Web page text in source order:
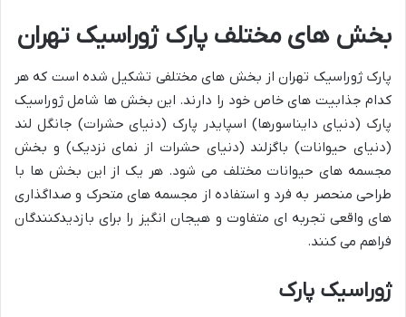
بخش های مختلف پارک ژوراسیک تهران
پارک ژوراسیک تهران از بخش های مختلفی تشکیل شده است که هر
کدام جذابیت های خاص خود را دارند. این بخش ها شامل ژوراسیک
پارک (دنیای دایناسورها) اسپایدر پارک (دنیای حشرات) جانگل لند
(دنیای حیوانات) باگزلند (دنیای حشرات از نمای نزدیک) و بخش
مجسمه های حیوانات مختلف می شود. هر یک از این بخش ها با
طراحی منحصر به فرد و استفاده از مجسمه های متحرک و صداگذاری
های واقعی تجربه ای متفاوت و هیجان انگیز را برای بازدیدکنندگان
فراهم می کنند.
ژوراسیک پارک